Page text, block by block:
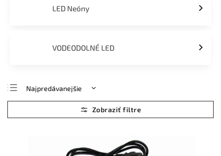
LED Neóny
VODEODOLNÉ LED
Najpredávanejšie
Najlacnejšie
Najdrahšie